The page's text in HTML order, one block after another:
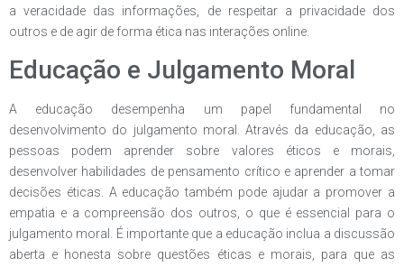
a veracidade das informações, de respeitar a privacidade dos
outros e de agir de forma ética nas interações online.
Educação e Julgamento Moral
A educação desempenha um papel fundamental no
desenvolvimento do julgamento moral. Através da educação, as
pessoas podem aprender sobre valores éticos e morais,
desenvolver habilidades de pensamento crítico e aprender a tomar
decisões éticas. A educação também pode ajudar a promover a
empatia e a compreensão dos outros, o que é essencial para o
julgamento moral. É importante que a educação inclua a discussão
aberta e honesta sobre questões éticas e morais, para que as